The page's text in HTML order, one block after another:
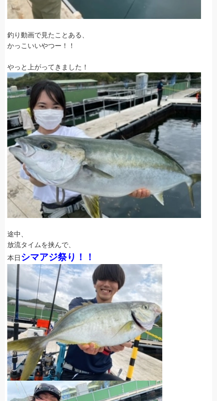
釣り動画で見たことある、
かっこいいやつー！！
やっと上がってきました！
途中、
放流タイムを挟んで、
本日 シマアジ祭り！！